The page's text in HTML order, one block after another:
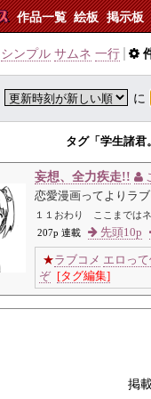
作品一覧 絵板 掲示板
シンプル サムネ 一行
に
タグ「学生諸君
妄想、全力疾走!!
恋愛漫画ってよりラ
１１おわり ここまでは
207p 連載
先頭10p
★ラブコメ エロって
ぞ [タグ編集]
掲